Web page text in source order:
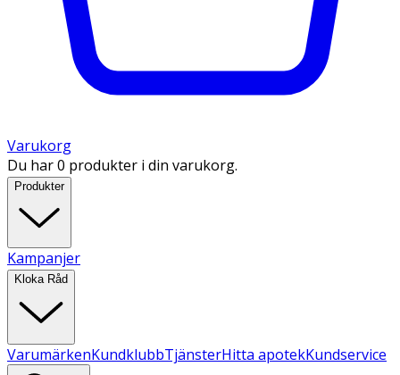
Varukorg
Du har 0 produkter i din varukorg.
Produkter
Kampanjer
Kloka Råd
VarumärkenKundklubbTjänsterHitta apotekKundservice